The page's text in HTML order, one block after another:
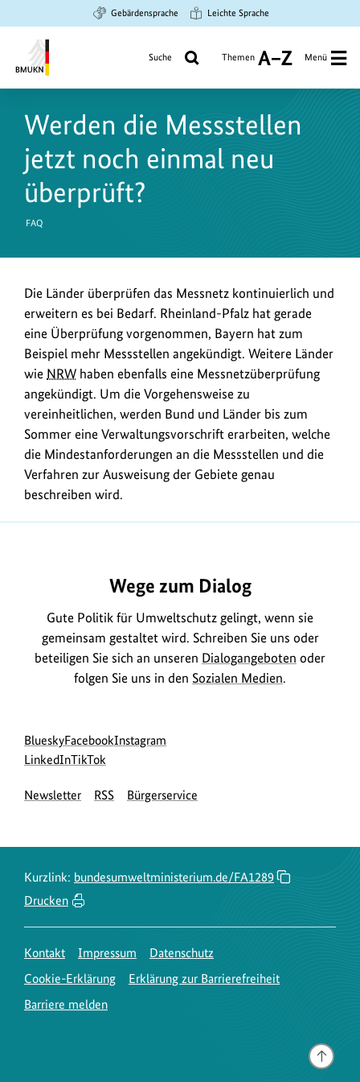
Hauptinhalt
springen
Suche
springen
Hauptnavigation
springen
Gebärdensprache Leichte Sprache
Umwelt,
Naturschutz
und
nukleare
Sicherheit
Suche Themen
A
Z
Menü
Werden die Messstellen
jetzt noch einmal neu
überprüft?
FAQ
Die Länder überprüfen das Messnetz kontinuierlich und
erweitern es bei Bedarf. Rheinland-Pfalz hat gerade
eine Überprüfung vorgenommen, Bayern hat zum
Beispiel mehr Messstellen angekündigt. Weitere Länder
wie NRW haben ebenfalls eine Messnetzüberprüfung
angekündigt. Um die Vorgehensweise zu
vereinheitlichen, werden Bund und Länder bis zum
Sommer eine Verwaltungsvorschrift erarbeiten, welche
die Mindestanforderungen an die Messstellen und die
Verfahren zur Ausweisung der Gebiete genau
beschreiben wird.
Wege zum Dialog
Gute Politik für Umweltschutz gelingt, wenn sie
gemeinsam gestaltet wird. Schreiben Sie uns oder
beteiligen Sie sich an unseren Dialogangeboten oder
folgen Sie uns in den Sozialen Medien.
Social
Media
Blueskyzur
Bluesky-
des
Facebookzur
des
Instagram
des
LinkedInzur
Seite
zur
Seite
TikTok
Newsletter RSS Bürgerservice
Kurzlink: bundesumweltministerium.de/FA1289
Drucken
Kontakt Impressum
Datenschutz
Cookie-Erklärung
Erklärung zur Barrierefreiheit
Barriere melden
Gehe
nach